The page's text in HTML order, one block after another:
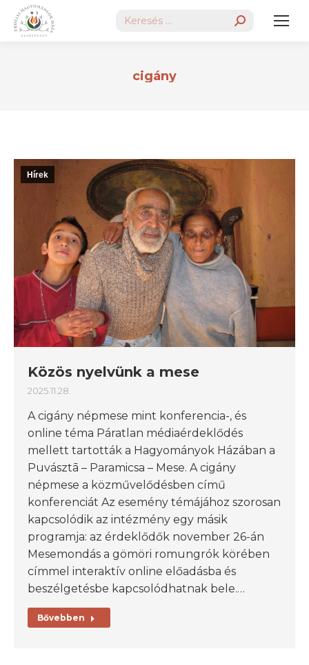
Search:
cigány
Hírek
Közös nyelvünk a mese
2025.11.28.
A cigány népmese mint konferencia-, és
online téma Páratlan médiaérdeklődés
mellett tartották a Hagyományok Házában a
Puvásztā – Paramicsa – Mese. A cigány
népmese a közművelődésben című
konferenciát Az esemény témájához szorosan
kapcsolódik az intézmény egy másik
programja: az érdeklődők november 26-án
Mesemondás a gömöri romungrók körében
címmel interaktív online előadásba és
beszélgetésbe kapcsolódhatnak bele.…
Bővebben